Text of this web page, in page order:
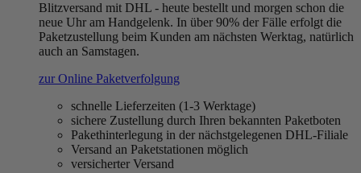
Blitzversand mit DHL - heute bestellt und morgen schon die
neue Uhr am Handgelenk. In über 90% der Fälle erfolgt die
Paketzustellung beim Kunden am nächsten Werktag, natürlich
auch an Samstagen.
zur Online Paketverfolgung
schnelle Lieferzeiten (1-3 Werktage)
sichere Zustellung durch Ihren bekannten Paketboten
Pakethinterlegung in der nächstgelegenen DHL-Filiale
Versand an Paketstationen möglich
versicherter Versand